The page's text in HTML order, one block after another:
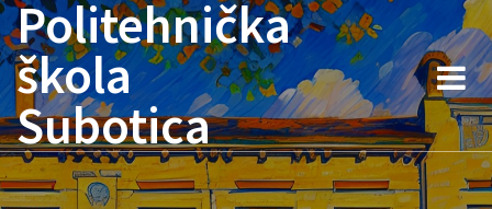
Skip
to
content
Politehnička
škola
Subotica